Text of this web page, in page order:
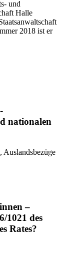
und
Halle
2018 ist er
nationalen
Auslandsbezüge
–
1021 des
Rates?